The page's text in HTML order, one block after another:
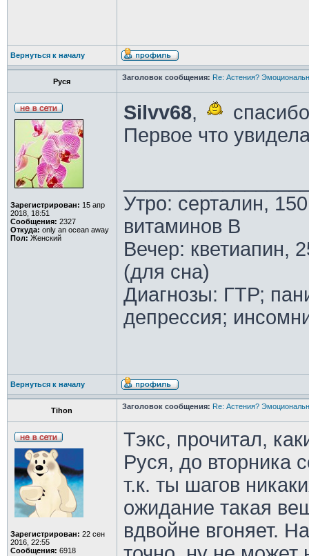
Вернуться к началу
Руся Заголовок сообщения: Re: Астения?
Зарегистрирован: 15 апр
2018, 18:51
Сообщения: 2327
Откуда: only an ocean away
Пол: Женский
Silvv68,
Первое что
Утро: серталин,
витаминов В
Вечер: кветиапин,
(для сна)
Диагнозы: ГТР;
депрессия;
Вернуться к началу
Tihon Заголовок сообщения: Re: Астения?
Зарегистрирован: 22 сен
2016, 22:55
Сообщения: 6918
Тэкс, прочитал,
Руся, до вторника
т.к. ты шагов
ожидание такая
вдвойне вгоняет.